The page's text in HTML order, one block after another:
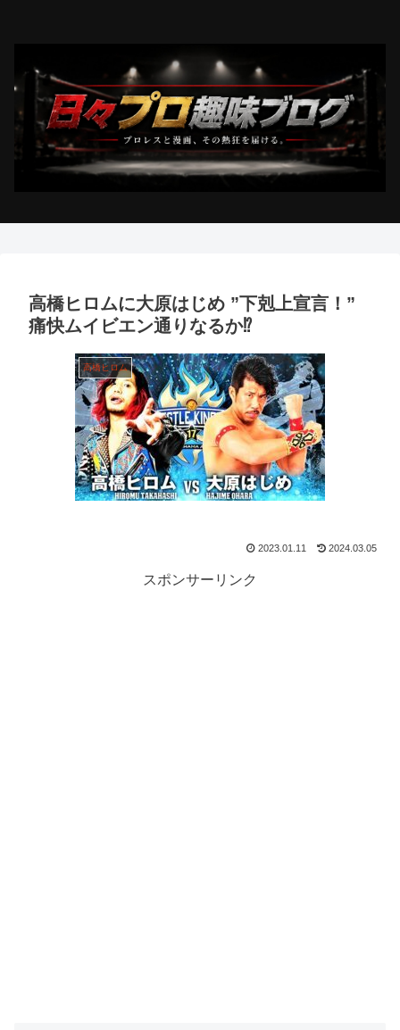
高橋ヒロムに大原はじめ ”下剋上宣言！”
痛快ムイビエン通りなるか⁉︎
高橋ヒロム
2023.01.11 2024.03.05
スポンサーリンク